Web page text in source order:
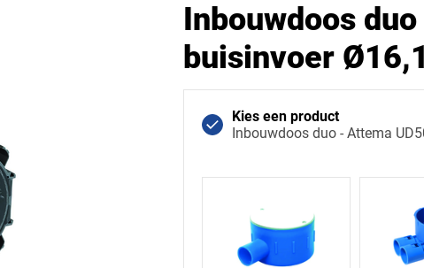
Inbouwdoos
buisinvoer
Kies een product
Inbouwdoos duo - Attema